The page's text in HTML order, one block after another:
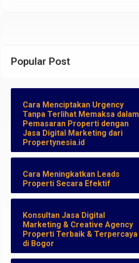
Popular Post
Cara Menciptakan Urgency
Tanpa Terlihat Memaksa dalam
Pemasaran Properti dengan
Jasa Digital Marketing dari
Propertynesia.id
Cara Meningkatkan Leads
Properti Secara Efektif
Konsultan Jasa Digital
Marketing & Creative Agency
Properti Terbaik & Terpercaya
di Bogor